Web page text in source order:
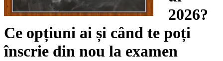
2026?
Ce opțiuni ai și când te poți
înscrie din nou la examen